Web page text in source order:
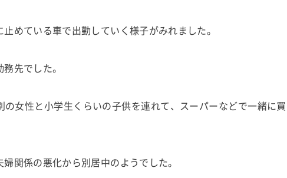
めている車で出勤していく様子がみれました。
先でした。
女性と小学生くらいの子供を連れて、スーパーなどで一緒に
関係の悪化から別居中のようでした。